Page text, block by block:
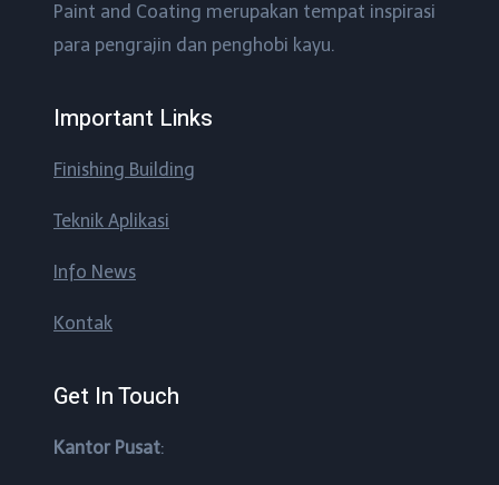
Paint and Coating merupakan tempat inspirasi
para pengrajin dan penghobi kayu.
Important Links
Finishing Building
Teknik Aplikasi
Info News
Kontak
Get In Touch
Kantor Pusat: